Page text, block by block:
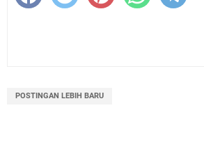
POSTINGAN LEBIH BARU